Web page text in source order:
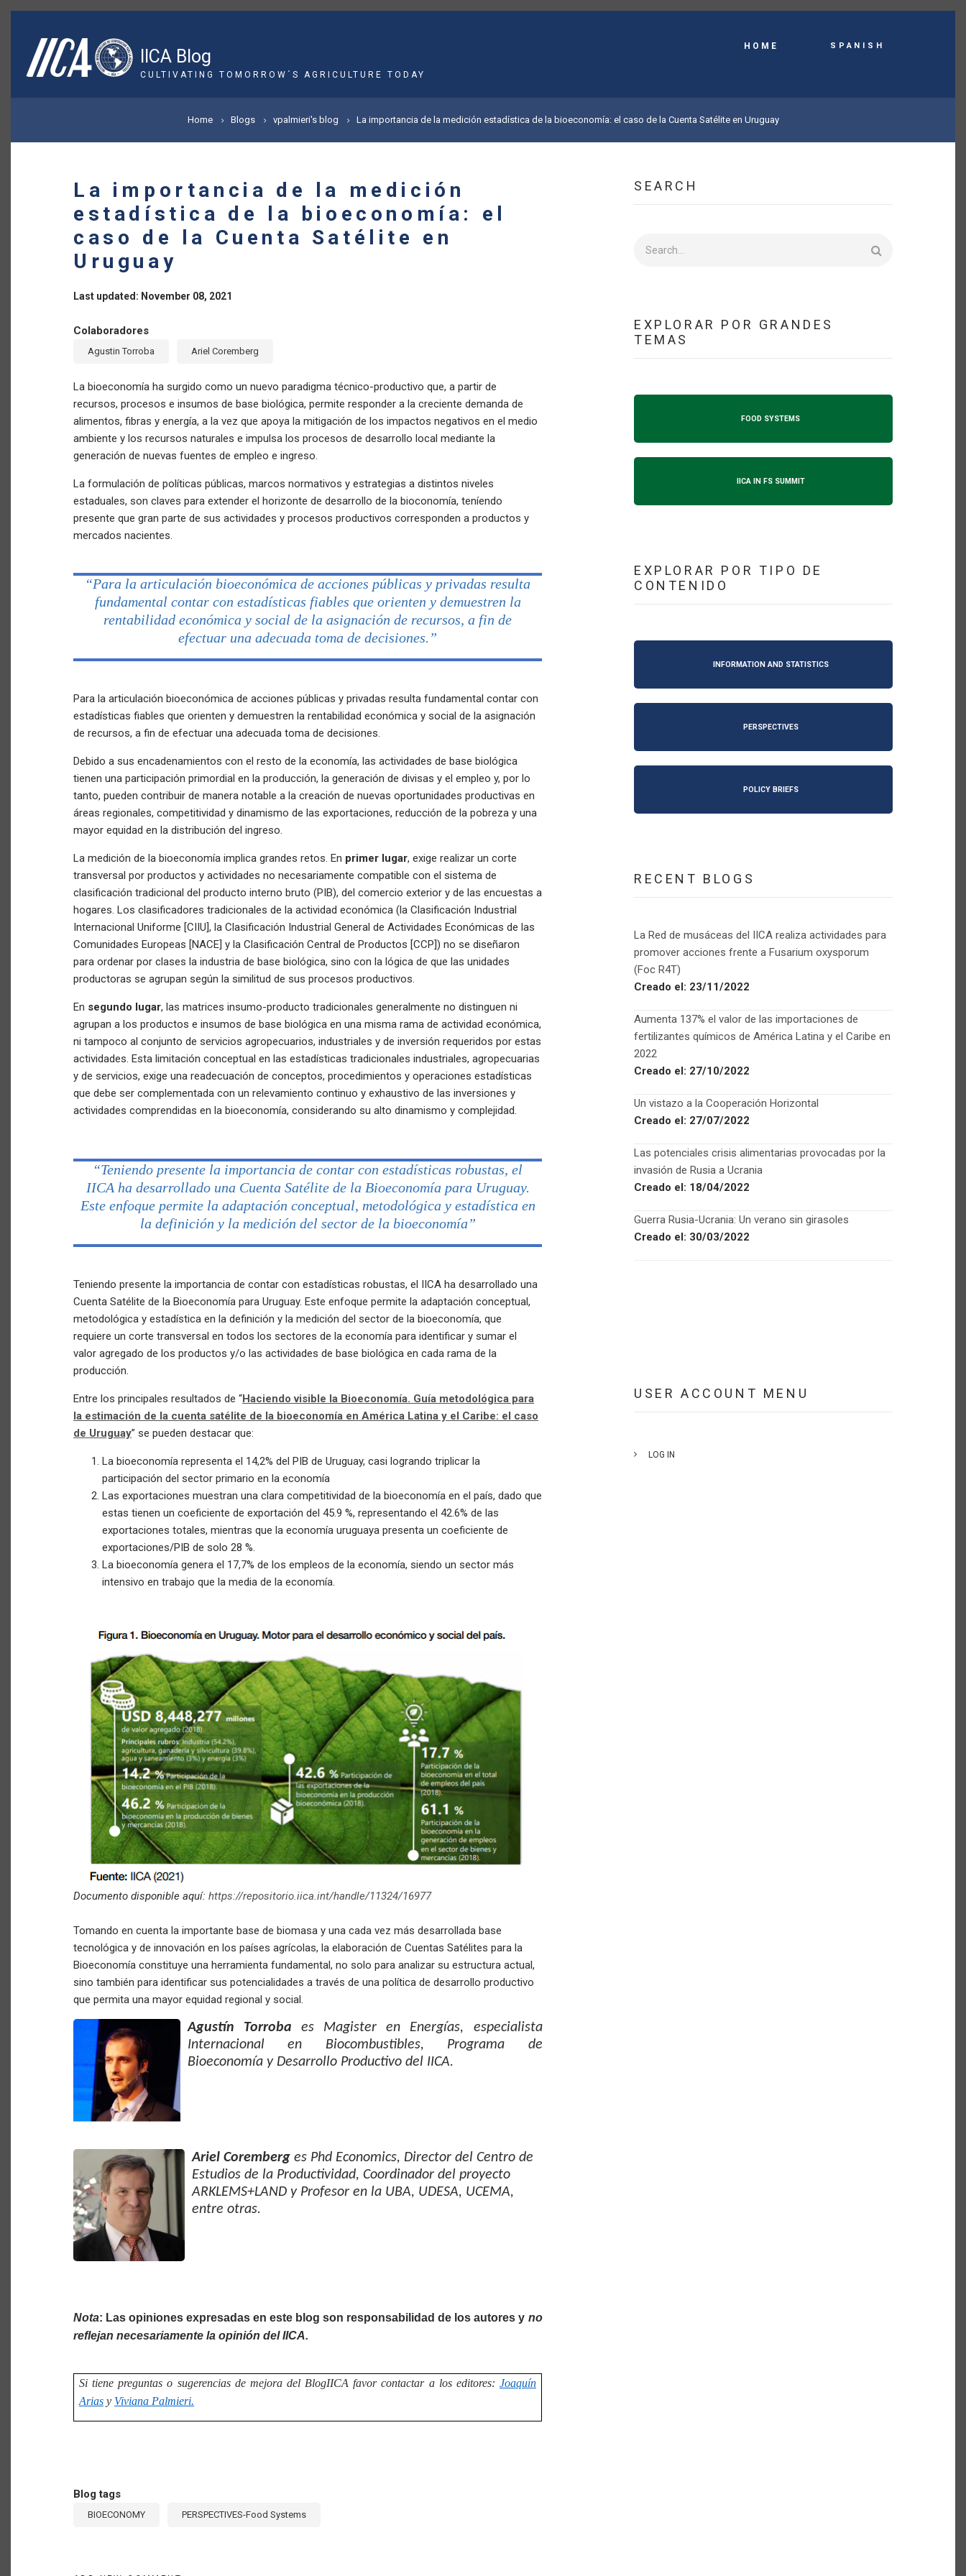
Skip
content
IICA Blog
CULTIVATING TOMORROW´S AGRICULTURE TODAY
HOME Spanish
BREADCRUMB
Home Blogs vpalmieri's blog La importancia de la medición estadística de la bioeconomía: el caso de la Cuenta Satélite en Uruguay
La importancia de la medición
estadística de la bioeconomía: el
caso de la Cuenta Satélite en
Uruguay
Last updated: November 08, 2021
Colaboradores
Agustin Torroba Ariel Coremberg
La bioeconomía ha surgido como un nuevo paradigma técnico-productivo que, a partir de
recursos, procesos e insumos de base biológica, permite responder a la creciente demanda de
alimentos, fibras y energía, a la vez que apoya la mitigación de los impactos negativos en el medio
ambiente y los recursos naturales e impulsa los procesos de desarrollo local mediante la
generación de nuevas fuentes de empleo e ingreso.
La formulación de políticas públicas, marcos normativos y estrategias a distintos niveles
estaduales, son claves para extender el horizonte de desarrollo de la bioconomía, teníendo
presente que gran parte de sus actividades y procesos productivos corresponden a productos y
mercados nacientes.
“Para la articulación bioeconómica de acciones públicas y privadas resulta
fundamental contar con estadísticas fiables que orienten y demuestren la
rentabilidad económica y social de la asignación de recursos, a fin de
efectuar una adecuada toma de decisiones.”
Para la articulación bioeconómica de acciones públicas y privadas resulta fundamental contar con
estadísticas fiables que orienten y demuestren la rentabilidad económica y social de la asignación
de recursos, a fin de efectuar una adecuada toma de decisiones.
Debido a sus encadenamientos con el resto de la economía, las actividades de base biológica
tienen una participación primordial en la producción, la generación de divisas y el empleo y, por lo
tanto, pueden contribuir de manera notable a la creación de nuevas oportunidades productivas en
áreas regionales, competitividad y dinamismo de las exportaciones, reducción de la pobreza y una
mayor equidad en la distribución del ingreso.
La medición de la bioeconomía implica grandes retos. En primer lugar, exige realizar un corte
transversal por productos y actividades no necesariamente compatible con el sistema de
clasificación tradicional del producto interno bruto (PIB), del comercio exterior y de las encuestas a
hogares. Los clasificadores tradicionales de la actividad económica (la Clasificación Industrial
Internacional Uniforme [CIIU], la Clasificación Industrial General de Actividades Económicas de las
Comunidades Europeas [NACE] y la Clasificación Central de Productos [CCP]) no se diseñaron
para ordenar por clases la industria de base biológica, sino con la lógica de que las unidades
productoras se agrupan según la similitud de sus procesos productivos.
En segundo lugar, las matrices insumo-producto tradicionales generalmente no distinguen ni
agrupan a los productos e insumos de base biológica en una misma rama de actividad económica,
ni tampoco al conjunto de servicios agropecuarios, industriales y de inversión requeridos por estas
actividades. Esta limitación conceptual en las estadísticas tradicionales industriales, agropecuarias
y de servicios, exige una readecuación de conceptos, procedimientos y operaciones estadísticas
que debe ser complementada con un relevamiento continuo y exhaustivo de las inversiones y
actividades comprendidas en la bioeconomía, considerando su alto dinamismo y complejidad.
“Teniendo presente la importancia de contar con estadísticas robustas, el
IICA ha desarrollado una Cuenta Satélite de la Bioeconomía para Uruguay.
Este enfoque permite la adaptación conceptual, metodológica y estadística en
la definición y la medición del sector de la bioeconomía”
Teniendo presente la importancia de contar con estadísticas robustas, el IICA ha desarrollado una
Cuenta Satélite de la Bioeconomía para Uruguay. Este enfoque permite la adaptación conceptual,
metodológica y estadística en la definición y la medición del sector de la bioeconomía, que
requiere un corte transversal en todos los sectores de la economía para identificar y sumar el
valor agregado de los productos y/o las actividades de base biológica en cada rama de la
producción.
Entre los principales resultados de “Haciendo visible la Bioeconomía. Guía metodológica para
la estimación de la cuenta satélite de la bioeconomía en América Latina y el Caribe: el caso
de Uruguay” se pueden destacar que:
La bioeconomía representa el 14,2% del PIB de Uruguay, casi logrando triplicar la
participación del sector primario en la economía
Las exportaciones muestran una clara competitividad de la bioeconomía en el país, dado que
estas tienen un coeficiente de exportación del 45.9 %, representando el 42.6% de las
exportaciones totales, mientras que la economía uruguaya presenta un coeficiente de
exportaciones/PIB de solo 28 %.
La bioeconomía genera el 17,7% de los empleos de la economía, siendo un sector más
intensivo en trabajo que la media de la economía.
Documento disponible aquí: https://repositorio.iica.int/handle/11324/16977
Tomando en cuenta la importante base de biomasa y una cada vez más desarrollada base
tecnológica y de innovación en los países agrícolas, la elaboración de Cuentas Satélites para la
Bioeconomía constituye una herramienta fundamental, no solo para analizar su estructura actual,
sino también para identificar sus potencialidades a través de una política de desarrollo productivo
que permita una mayor equidad regional y social.
Agustín Torrobaes Magister en Energías, especialista
Internacional en Biocombustibles, Programa de
Bioeconomía y Desarrollo Productivo del IICA.
Ariel Coremberg es Phd Economics, Director del Centro de
Estudios de la Productividad, Coordinador del proyecto
ARKLEMS+LAND y Profesor en la UBA, UDESA, UCEMA,
entre otras.
Nota: Las opiniones expresadas en este blog son responsabilidad de los autores y no
reflejan necesariamente la opinión del IICA.
Si tiene preguntas o sugerencias de mejora del BlogIICA favor contactar a los editores: Joaquín
Arias y Viviana Palmieri.
Blog tags
BIOECONOMY PERSPECTIVES-Food Systems
SEARCH
EXPLORAR POR GRANDES
TEMAS
FOOD SYSTEMS
IICA IN FS SUMMIT
EXPLORAR POR TIPO DE
CONTENIDO
INFORMATION AND STATISTICS
PERSPECTIVES
POLICY BRIEFS
RECENT BLOGS
La Red de musáceas del IICA realiza actividades para
promover acciones frente a Fusarium oxysporum
(Foc R4T)
Creado el: 23/11/2022
Aumenta 137% el valor de las importaciones de
fertilizantes químicos de América Latina y el Caribe en
2022
Creado el: 27/10/2022
Un vistazo a la Cooperación Horizontal
Creado el: 27/07/2022
Las potenciales crisis alimentarias provocadas por la
invasión de Rusia a Ucrania
Creado el: 18/04/2022
Guerra Rusia-Ucrania: Un verano sin girasoles
Creado el: 30/03/2022
USER ACCOUNT MENU
LOG IN